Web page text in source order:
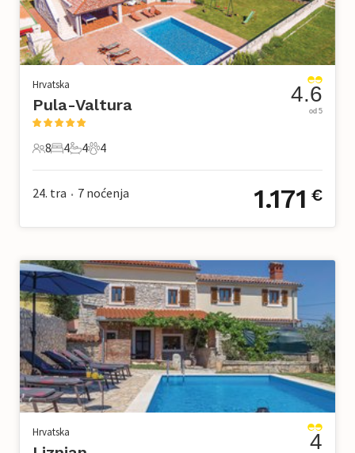
Hrvatska
Pula-Valtura
8 Gosti
8
4 Spavaće sobe
4
4 Kupaonice
4
4 Kućni ljubimac
4
4.6
od 5
24. tra • 7 noćenja 1.171 €
Hrvatska 4